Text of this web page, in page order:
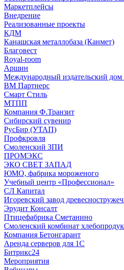
Маркетплейсы
Внедрение
Реализованные проекты
КДМ
Канашская металлобаза (Канмет)
Благовест
Royal-room
Аршин
Международный издательский дом
ВМ Партнерс
Смарт Стиль
МТПП
Компания Ф.Транзит
Сибирский сувенир
РусБир (УТАП)
Профкровля
Смоленский ЗПИ
ПРОМЭКС
ЭКО СВЕТ ЗАПАД
ЮМО, фабрика мороженого
Учебный центр «Профессионал»
СЛ Капитал
Игоревский завод
Эрудит Консалт
Птицефабрика Сметанино
Смоленский комбинат
Компания Бетонгарант
Аренда серверов для 1С
Битрикс24
Мероприятия